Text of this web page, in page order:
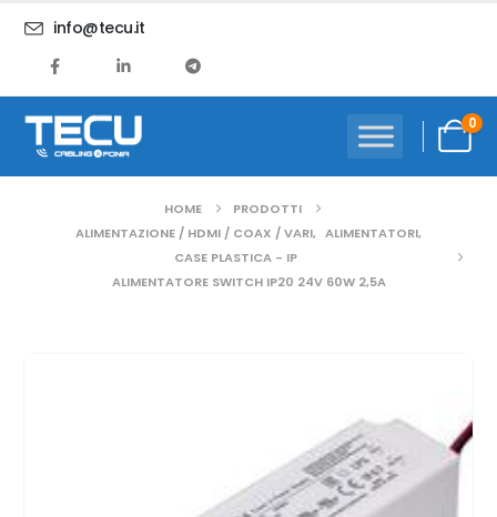
info@tecu.it
0
HOME
PRODOTTI
ALIMENTAZIONE / HDMI / COAX / VARI, ALIMENTATORI,
CASE PLASTICA - IP
ALIMENTATORE SWITCH IP20 24V 60W 2,5A